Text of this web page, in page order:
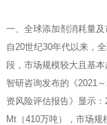
一、全球添加剂消耗量
自20世纪30年代以来，
段，市场规模较大且基本
智研咨询发布的《2021
资风险评估报告》显示
Mt（410万吨），市场规